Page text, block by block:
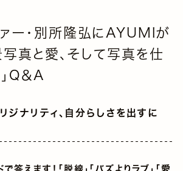
ー・別所隆弘にAYUMIが
写真と愛、そして写真を仕
Q＆A
ジナリティ、自分らしさを出すに
答えます！「脱線」「バズよりラブ」「愛